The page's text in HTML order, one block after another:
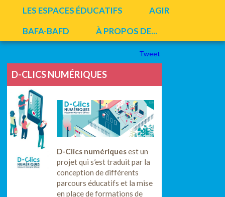
LES ESPACES ÉDUCATIFS
AGIR
BAFA-BAFD
À PROPOS DE...
Tweet
D-CLICS NUMÉRIQUES
D-Clics numériquesest un
projet qui s’est traduit par la
conception de différents
parcours éducatifs et la mise
en place de formations de